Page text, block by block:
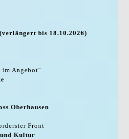
(verlängert bis 18.10.2026)
im Angebot"
Oberhausen
Front
Kultur